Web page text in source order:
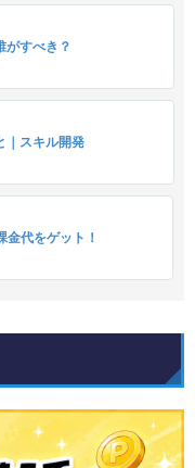
がすべき？
｜スキル開発
金代をゲット！